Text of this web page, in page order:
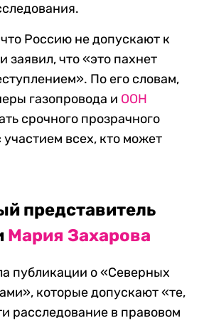
Россию не допускают к
заявил, что «это пахнет
По его словам,
газопровода и ООН
срочного прозрачного
всех, кто может
представитель
Мария Захарова
публикации о «Северных
которые допускают «те,
расследование в правовом